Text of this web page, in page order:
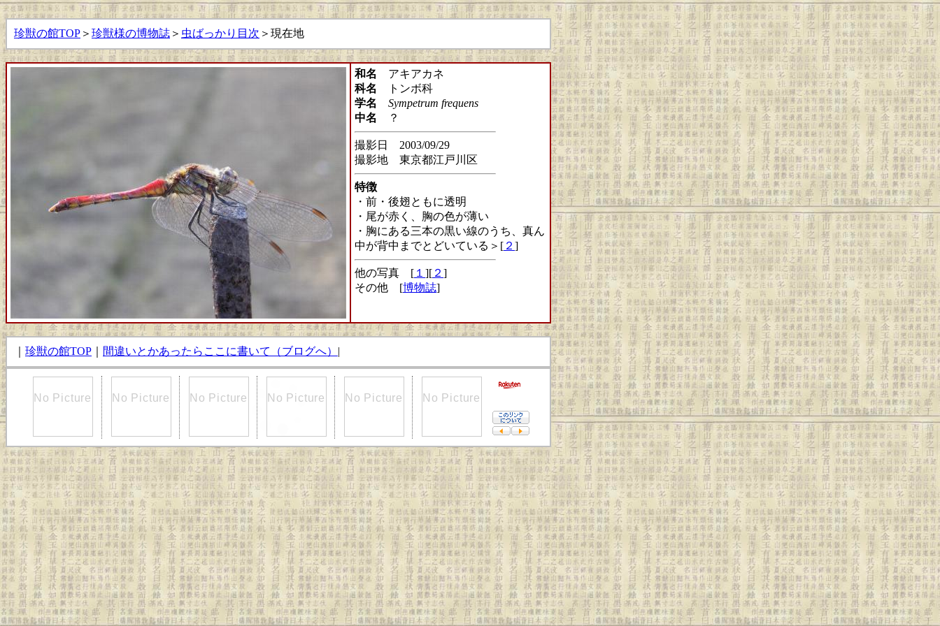
珍獣の館TOP ＞ 珍獣様の博物誌 ＞ 虫ばっかり目次 ＞現在地
和名
アキアカネ
科名
トンボ科
学名
Sympetrum frequens
中名
？
撮影日 2003/09/29
撮影地 東京都江戸川区
特徴
・前・後翅ともに透明
・尾が赤く、胸の色が薄い
・胸にある三本の黒い線のうち、真ん
中が背中までとどいている＞[ ２ ]
他の写真 [ １ ][ ２ ]
その他 [博物誌]
珍獣の館TOP 間違いとかあったらここに書いて（ブログへ） |